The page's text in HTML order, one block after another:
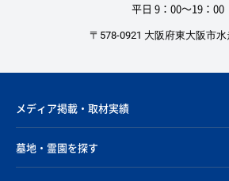
平日 9：00〜19：00
〒578-0921 大阪府東大阪市水
メディア掲載・取材実績
墓地・霊園を探す